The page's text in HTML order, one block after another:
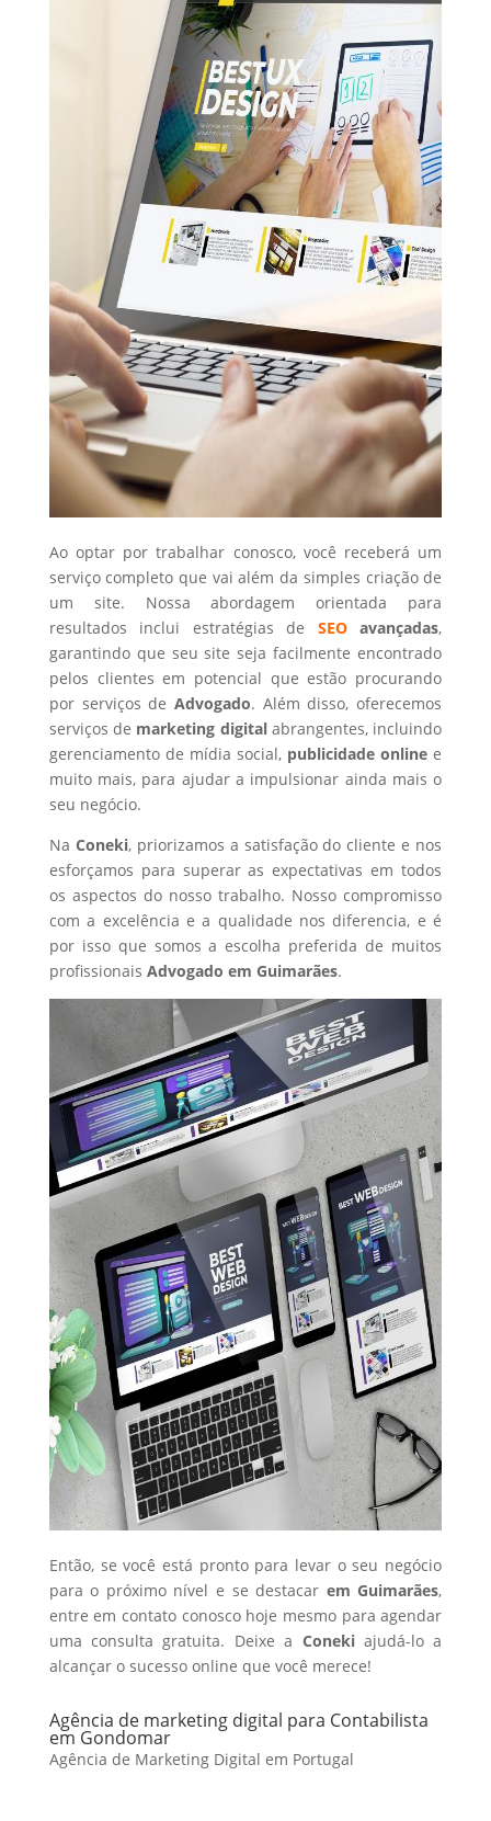
Ao optar por trabalhar conosco, você receberá um
serviço completo que vai além da simples criação de
um site. Nossa abordagem orientada para
resultados inclui estratégias de SEOavançadas,
garantindo que seu site seja facilmente encontrado
pelos clientes em potencial que estão procurando
por serviços de Advogado. Além disso, oferecemos
serviços de marketing digital abrangentes, incluindo
gerenciamento de mídia social, publicidade online e
muito mais, para ajudar a impulsionar ainda mais o
seu negócio.
Na Coneki, priorizamos a satisfação do cliente e nos
esforçamos para superar as expectativas em todos
os aspectos do nosso trabalho. Nosso compromisso
com a excelência e a qualidade nos diferencia, e é
por isso que somos a escolha preferida de muitos
profissionais Advogado em Guimarães.
Então, se você está pronto para levar o seu negócio
para o próximo nível e se destacar em Guimarães,
entre em contato conosco hoje mesmo para agendar
uma consulta gratuita. Deixe a Conekiajudá-lo a
alcançar o sucesso online que você merece!
Agência de marketing digital para Contabilista
em Gondomar
Agência de Marketing Digital em Portugal